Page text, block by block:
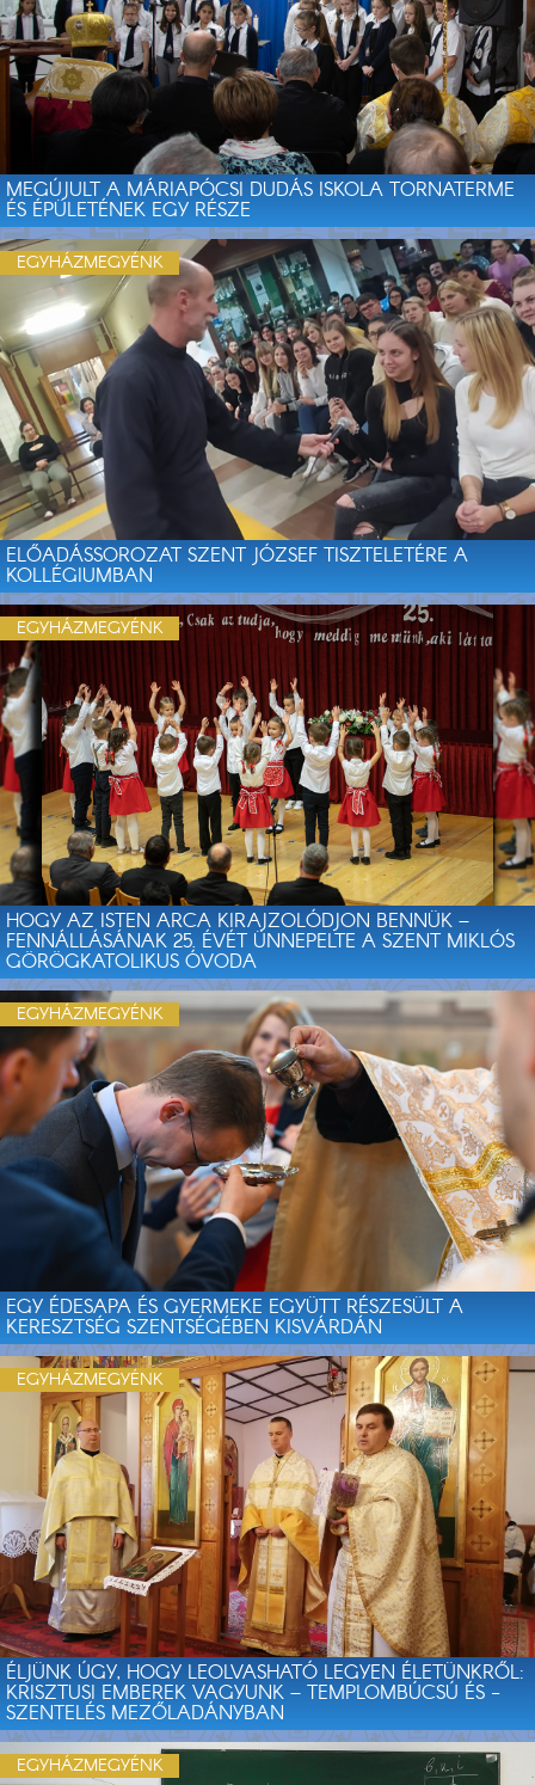
MEGÚJULT A MÁRIAPÓCSI DUDÁS ISKOLA TORNATERME
ÉS ÉPÜLETÉNEK EGY RÉSZE
ELŐADÁSSOROZAT SZENT JÓZSEF TISZTELETÉRE A
KOLLÉGIUMBAN
EGYHÁZMEGYÉNK
HOGY AZ ISTEN ARCA KIRAJZOLÓDJON BENNÜK –
FENNÁLLÁSÁNAK 25. ÉVÉT ÜNNEPELTE A SZENT MIKLÓS
GÖRÖGKATOLIKUS ÓVODA
EGYHÁZMEGYÉNK
EGY ÉDESAPA ÉS GYERMEKE EGYÜTT RÉSZESÜLT A
KERESZTSÉG SZENTSÉGÉBEN KISVÁRDÁN
EGYHÁZMEGYÉNK
ÉLJÜNK ÚGY, HOGY LEOLVASHATÓ LEGYEN ÉLETÜNKRŐL:
KRISZTUSI EMBEREK VAGYUNK – TEMPLOMBÚCSÚ ÉS -
SZENTELÉS MEZŐLADÁNYBAN
EGYHÁZMEGYÉNK
EGYHÁZMEGYÉNK